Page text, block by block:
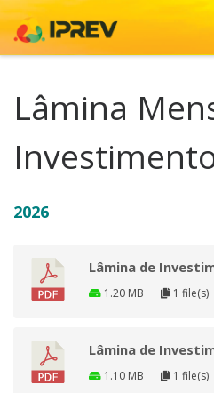
Skip to content
Lâmina
2026
Lâmina de
1.20 MB 1 file(s)
Lâmina de
1.10 MB 1 file(s)